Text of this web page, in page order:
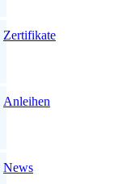
Zertifikate
Anleihen
News